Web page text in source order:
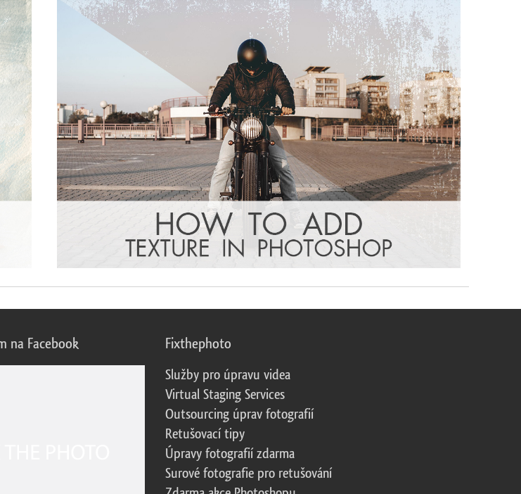
na Facebook Fixthephoto
Služby pro úpravu videa
Virtual Staging Services
Outsourcing úprav fotografií
Retušovací tipy
Úpravy fotografií zdarma
Surové fotografie pro retušování